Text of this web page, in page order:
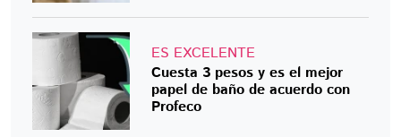
ES EXCELENTE
Cuesta 3 pesos y es el mejor
papel de baño de acuerdo con
Profeco